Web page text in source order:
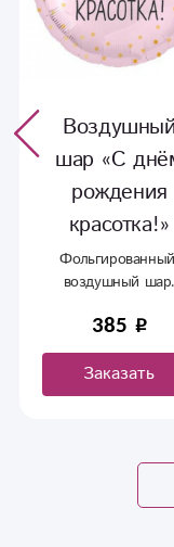
Воздушный
шар «С
рождения
красотка!»
воздушный шар.
385
Заказать